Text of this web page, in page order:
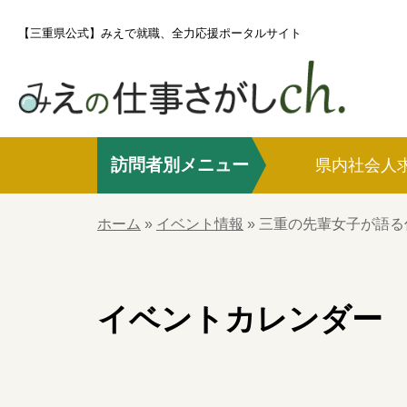
o
【三重県公式】みえで就職、全力応援ポータルサイト
ホーム
訪問者別メニュー 県内社会人
ホーム » イベント情報 » 三重の先輩女子が語
イベントカレンダー